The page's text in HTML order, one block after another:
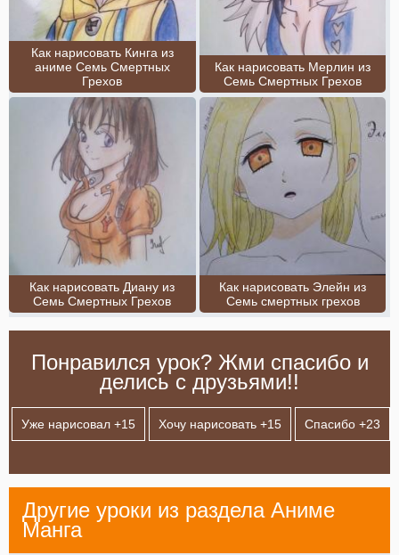
Как нарисовать Кинга из
аниме Семь Смертных
Грехов
Как нарисовать Мерлин из
Семь Смертных Грехов
Как нарисовать Диану из
Семь Смертных Грехов
Как нарисовать Элейн из
Семь смертных грехов
Понравился урок? Жми спасибо и
делись с друзьями!!
Уже нарисовал +15 Хочу нарисовать +15 Спасибо +23
Другие уроки из раздела Аниме
Манга